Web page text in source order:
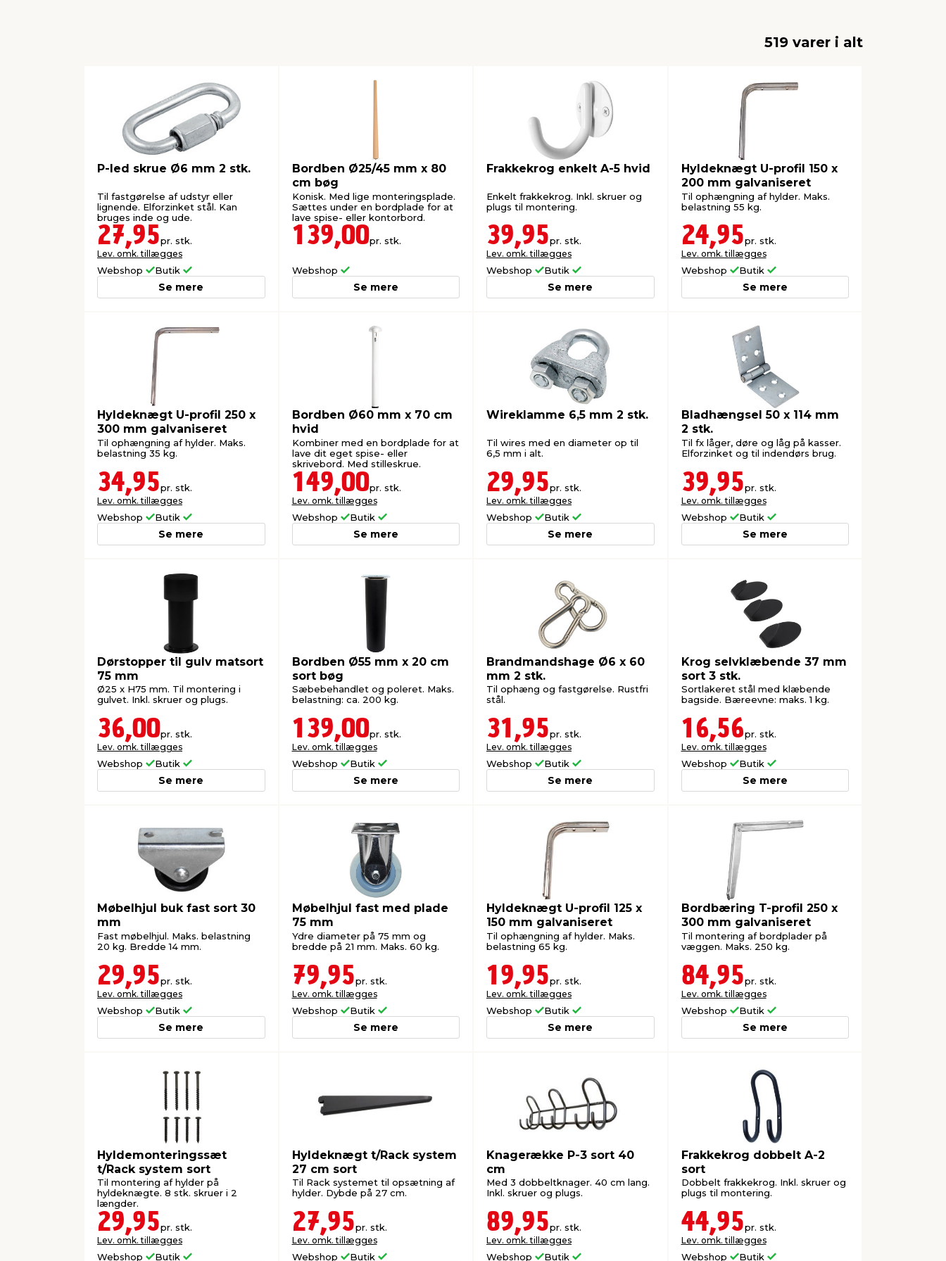
519 varer i alt
P-led skrue Ø6 mm 2 stk.
Til fastgørelse af udstyr eller
lignende. Elforzinket stål. Kan
bruges inde og ude.
27,95pr. stk.
Lev. omk. tillægges
Webshop Butik
Se mere
Bordben Ø25/45 mm x 80
cm bøg
Konisk. Med lige monteringsplade.
Sættes under en bordplade for at
lave spise- eller kontorbord.
139,00pr. stk.
Webshop
Se mere
Frakkekrog enkelt A-5 hvid
Enkelt frakkekrog. Inkl. skruer og
plugs til montering.
39,95pr. stk.
Lev. omk. tillægges
Webshop Butik
Se mere
Hyldeknægt U-profil 150 x
200 mm galvaniseret
Til ophængning af hylder. Maks.
belastning 55 kg.
24,95pr. stk.
Lev. omk. tillægges
Webshop Butik
Se mere
Hyldeknægt U-profil 250 x
300 mm galvaniseret
Til ophængning af hylder. Maks.
belastning 35 kg.
34,95pr. stk.
Lev. omk. tillægges
Webshop Butik
Se mere
Bordben Ø60 mm x 70 cm
hvid
Kombiner med en bordplade for at
lave dit eget spise- eller
skrivebord. Med stilleskrue.
149,00pr. stk.
Lev. omk. tillægges
Webshop Butik
Se mere
Wireklamme 6,5 mm 2 stk.
Til wires med en diameter op til
6,5 mm i alt.
29,95pr. stk.
Lev. omk. tillægges
Webshop Butik
Se mere
Bladhængsel 50 x 114 mm
2 stk.
Til fx låger, døre og låg på kasser.
Elforzinket og til indendørs brug.
39,95pr. stk.
Lev. omk. tillægges
Webshop Butik
Se mere
Dørstopper til gulv matsort
75 mm
Ø25 x H75 mm. Til montering i
gulvet. Inkl. skruer og plugs.
36,00pr. stk.
Lev. omk. tillægges
Webshop Butik
Se mere
Bordben Ø55 mm x 20 cm
sort bøg
Sæbebehandlet og poleret. Maks.
belastning: ca. 200 kg.
139,00pr. stk.
Lev. omk. tillægges
Webshop Butik
Se mere
Brandmandshage Ø6 x 60
mm 2 stk.
Til ophæng og fastgørelse. Rustfri
stål.
31,95pr. stk.
Lev. omk. tillægges
Webshop Butik
Se mere
Krog selvklæbende 37 mm
sort 3 stk.
Sortlakeret stål med klæbende
bagside. Bæreevne: maks. 1 kg.
16,56pr. stk.
Lev. omk. tillægges
Webshop Butik
Se mere
Møbelhjul buk fast sort 30
mm
Fast møbelhjul. Maks. belastning
20 kg. Bredde 14 mm.
29,95pr. stk.
Lev. omk. tillægges
Webshop Butik
Se mere
Møbelhjul fast med plade
75 mm
Ydre diameter på 75 mm og
bredde på 21 mm. Maks. 60 kg.
79,95pr. stk.
Lev. omk. tillægges
Webshop Butik
Se mere
Hyldeknægt U-profil 125 x
150 mm galvaniseret
Til ophængning af hylder. Maks.
belastning 65 kg.
19,95pr. stk.
Lev. omk. tillægges
Webshop Butik
Se mere
Bordbæring T-profil 250 x
300 mm galvaniseret
Til montering af bordplader på
væggen. Maks. 250 kg.
84,95pr. stk.
Lev. omk. tillægges
Webshop Butik
Se mere
Hyldemonteringssæt
t/Rack system sort
Til montering af hylder på
hyldeknægte. 8 stk. skruer i 2
længder.
29,95pr. stk.
Lev. omk. tillægges
Webshop Butik
Hyldeknægt t/Rack system
27 cm sort
Til Rack systemet til opsætning af
hylder. Dybde på 27 cm.
27,95pr. stk.
Lev. omk. tillægges
Webshop Butik
Knagerække P-3 sort 40
cm
Med 3 dobbeltknager. 40 cm lang.
Inkl. skruer og plugs.
89,95pr. stk.
Lev. omk. tillægges
Webshop Butik
Frakkekrog dobbelt A-2
sort
Dobbelt frakkekrog. Inkl. skruer og
plugs til montering.
44,95pr. stk.
Lev. omk. tillægges
Webshop Butik